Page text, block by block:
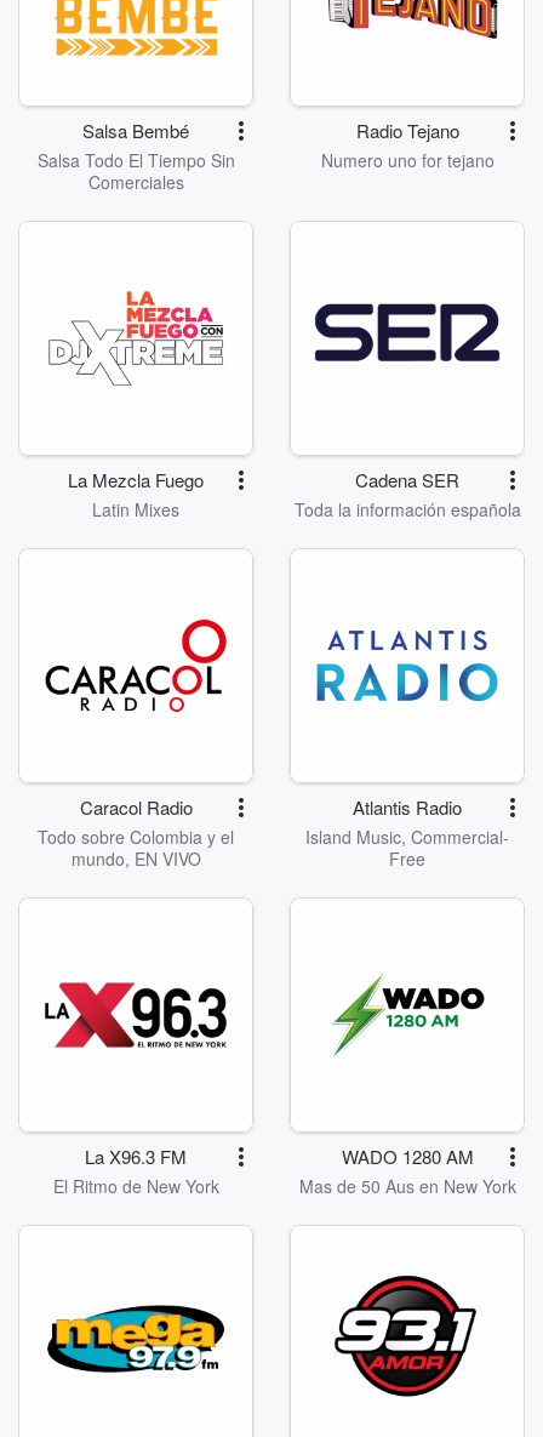
Salsa Bembé
Salsa Todo El Tiempo Sin
Comerciales
Radio Tejano
Numero uno for tejano
La Mezcla Fuego
Latin Mixes
Cadena SER
Toda la información española
Caracol Radio
Todo sobre Colombia y el
mundo, EN VIVO
Atlantis Radio
Island Music, Commercial-
Free
La X96.3 FM
El Ritmo de New York
WADO 1280 AM
Mas de 50 Aus en New York